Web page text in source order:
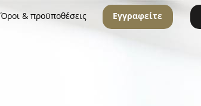
Όροι & προϋποθέσεις Εγγραφείτε